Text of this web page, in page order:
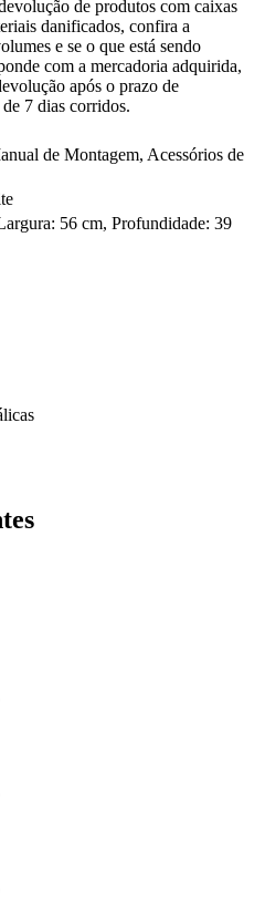
de produtos com caixas
danificados, confira a
e se o que está sendo
com a mercadoria adquirida,
após o prazo de
7 dias corridos.
de Montagem, Acessórios de
56 cm, Profundidade: 39